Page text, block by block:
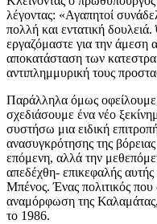
λέγοντας: «Αγαπητοί
πολλή και εντατική
εργαζόμαστε για την άμεση
αποκατάσταση των
αντιπλημμυρική τους
Παράλληλα όμως οφείλουμε,
σχεδιάσουμε ένα νέο
συστήσω μια ειδική
ανασυγκρότησης της
επόμενη, αλλά την
απεδέχθη- επικεφαλής αυτής
Μπένος. Ένας πολιτικός
αναμόρφωση της
το 1986.